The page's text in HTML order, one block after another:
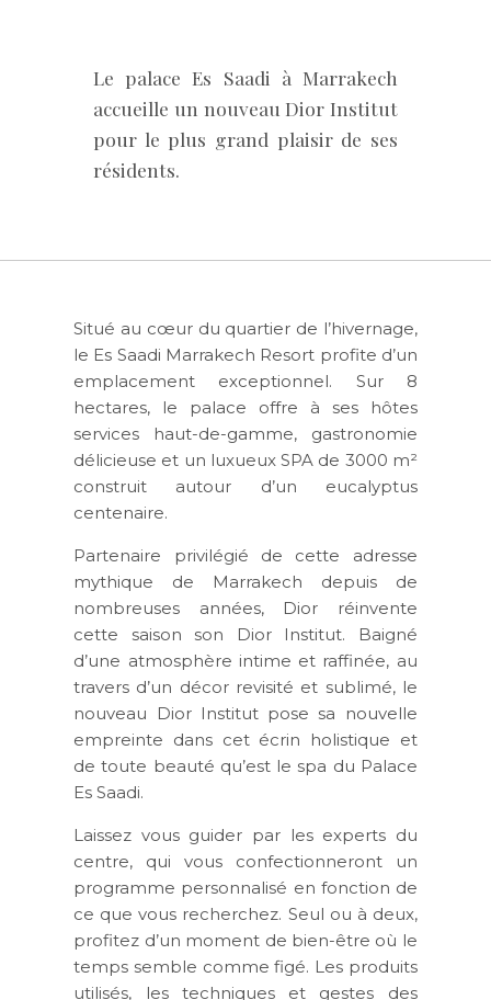
Le palace Es Saadi à Marrakech
accueille un nouveau Dior Institut
pour le plus grand plaisir de ses
résidents.
Situé au cœur du quartier de l’hivernage,
le Es Saadi Marrakech Resort profite d’un
emplacement exceptionnel. Sur 8
hectares, le palace offre à ses hôtes
services haut-de-gamme, gastronomie
délicieuse et un luxueux SPA de 3000 m²
construit autour d’un eucalyptus
centenaire.
Partenaire privilégié de cette adresse
mythique de Marrakech depuis de
nombreuses années, Dior réinvente
cette saison son Dior Institut. Baigné
d’une atmosphère intime et raffinée, au
travers d’un décor revisité et sublimé, le
nouveau Dior Institut pose sa nouvelle
empreinte dans cet écrin holistique et
de toute beauté qu’est le spa du Palace
Es Saadi.
Laissez vous guider par les experts du
centre, qui vous confectionneront un
programme personnalisé en fonction de
ce que vous recherchez. Seul ou à deux,
profitez d’un moment de bien-être où le
temps semble comme figé. Les produits
utilisés, les techniques et gestes des